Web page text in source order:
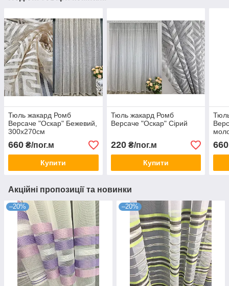
Тюль жакард Ромб
Версаче "Оскар" Бежевий,
300х270см
660 ₴/пог.м
Купити
Тюль жакард Ромб
Версаче "Оскар" Сірий
220₴/пог.м
Купити
660
Акційні пропозиції та новинки
–20% –20%